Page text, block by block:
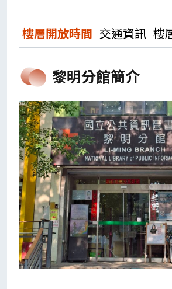
樓層開放時間 交通資訊 樓
黎明分館簡介